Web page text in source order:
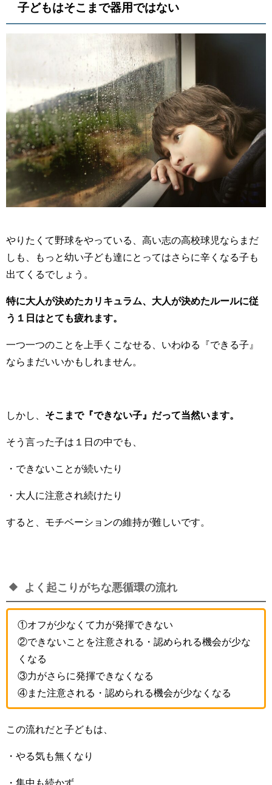
子どもはそこまで器用ではない
やりたくて野球をやっている、高い志の高校球児ならまだ
しも、もっと幼い子ども達にとってはさらに辛くなる子も
出てくるでしょう。
特に大人が決めたカリキュラム、大人が決めたルールに従
う１日はとても疲れます。
一つ一つのことを上手くこなせる、いわゆる『できる子』
ならまだいいかもしれません。
しかし、 そこまで『できない子』だって当然います。
そう言った子は１日の中でも、
・できないことが続いたり
・大人に注意され続けたり
すると、モチベーションの維持が難しいです。
よく起こりがちな悪循環の流れ
①オフが少なくて力が発揮できない
②できないことを注意される・認められる機会が少な
くなる
③力がさらに発揮できなくなる
④また注意される・認められる機会が少なくなる
この流れだと子どもは、
・やる気も無くなり
・集中も続かず